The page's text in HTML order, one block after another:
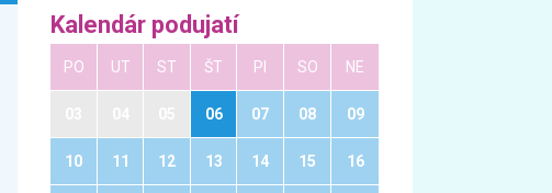
Kalendár podujatí
PO UT ST ŠT PI SO NE
06 07 08 09
10 11 12 13 14 15 16